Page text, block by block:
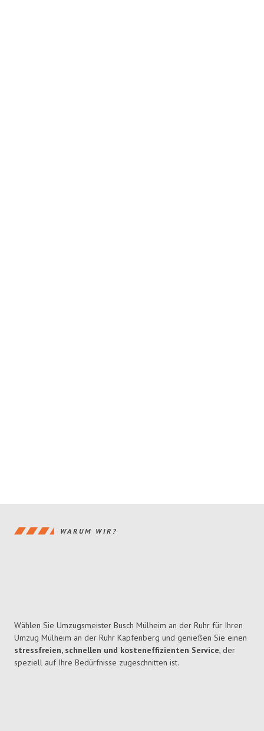
WARUM WIR?
Wählen Sie Umzugsmeister Busch Mülheim an der Ruhr für Ihren
Umzug Mülheim an der Ruhr Kapfenberg und genießen Sie einen
stressfreien, schnellen und kosteneffizienten Service, der
speziell auf Ihre Bedürfnisse zugeschnitten ist.